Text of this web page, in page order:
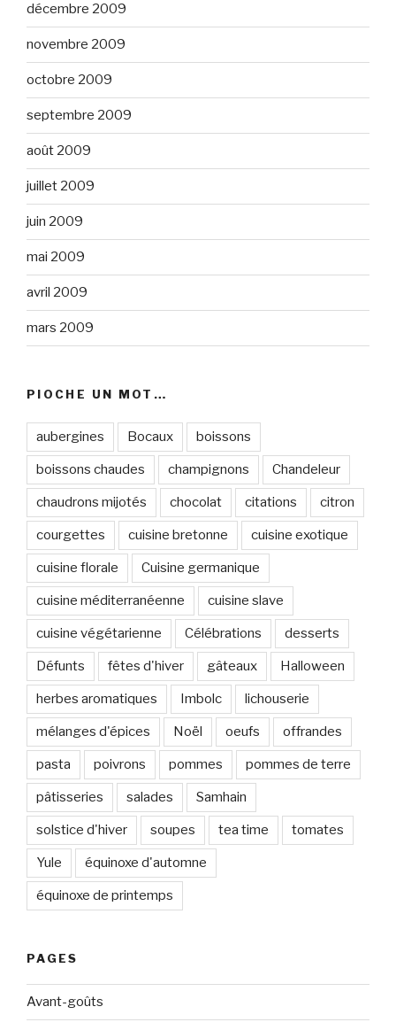
décembre 2009
novembre 2009
octobre 2009
septembre 2009
août 2009
juillet 2009
juin 2009
mai 2009
avril 2009
mars 2009
PIOCHE UN MOT…
aubergines Bocaux boissons
boissons chaudes champignons Chandeleur
chaudrons mijotés chocolat citations citron
courgettes cuisine bretonne cuisine exotique
cuisine florale Cuisine germanique
cuisine méditerranéenne cuisine slave
cuisine végétarienne Célébrations desserts
Défunts fêtes d'hiver gâteaux Halloween
herbes aromatiques Imbolc lichouserie
mélanges d'épices Noël oeufs offrandes
pasta poivrons pommes pommes de terre
pâtisseries salades Samhain
solstice d'hiver soupes tea time tomates
Yule équinoxe d'automne
équinoxe de printemps
PAGES
Avant-goûts